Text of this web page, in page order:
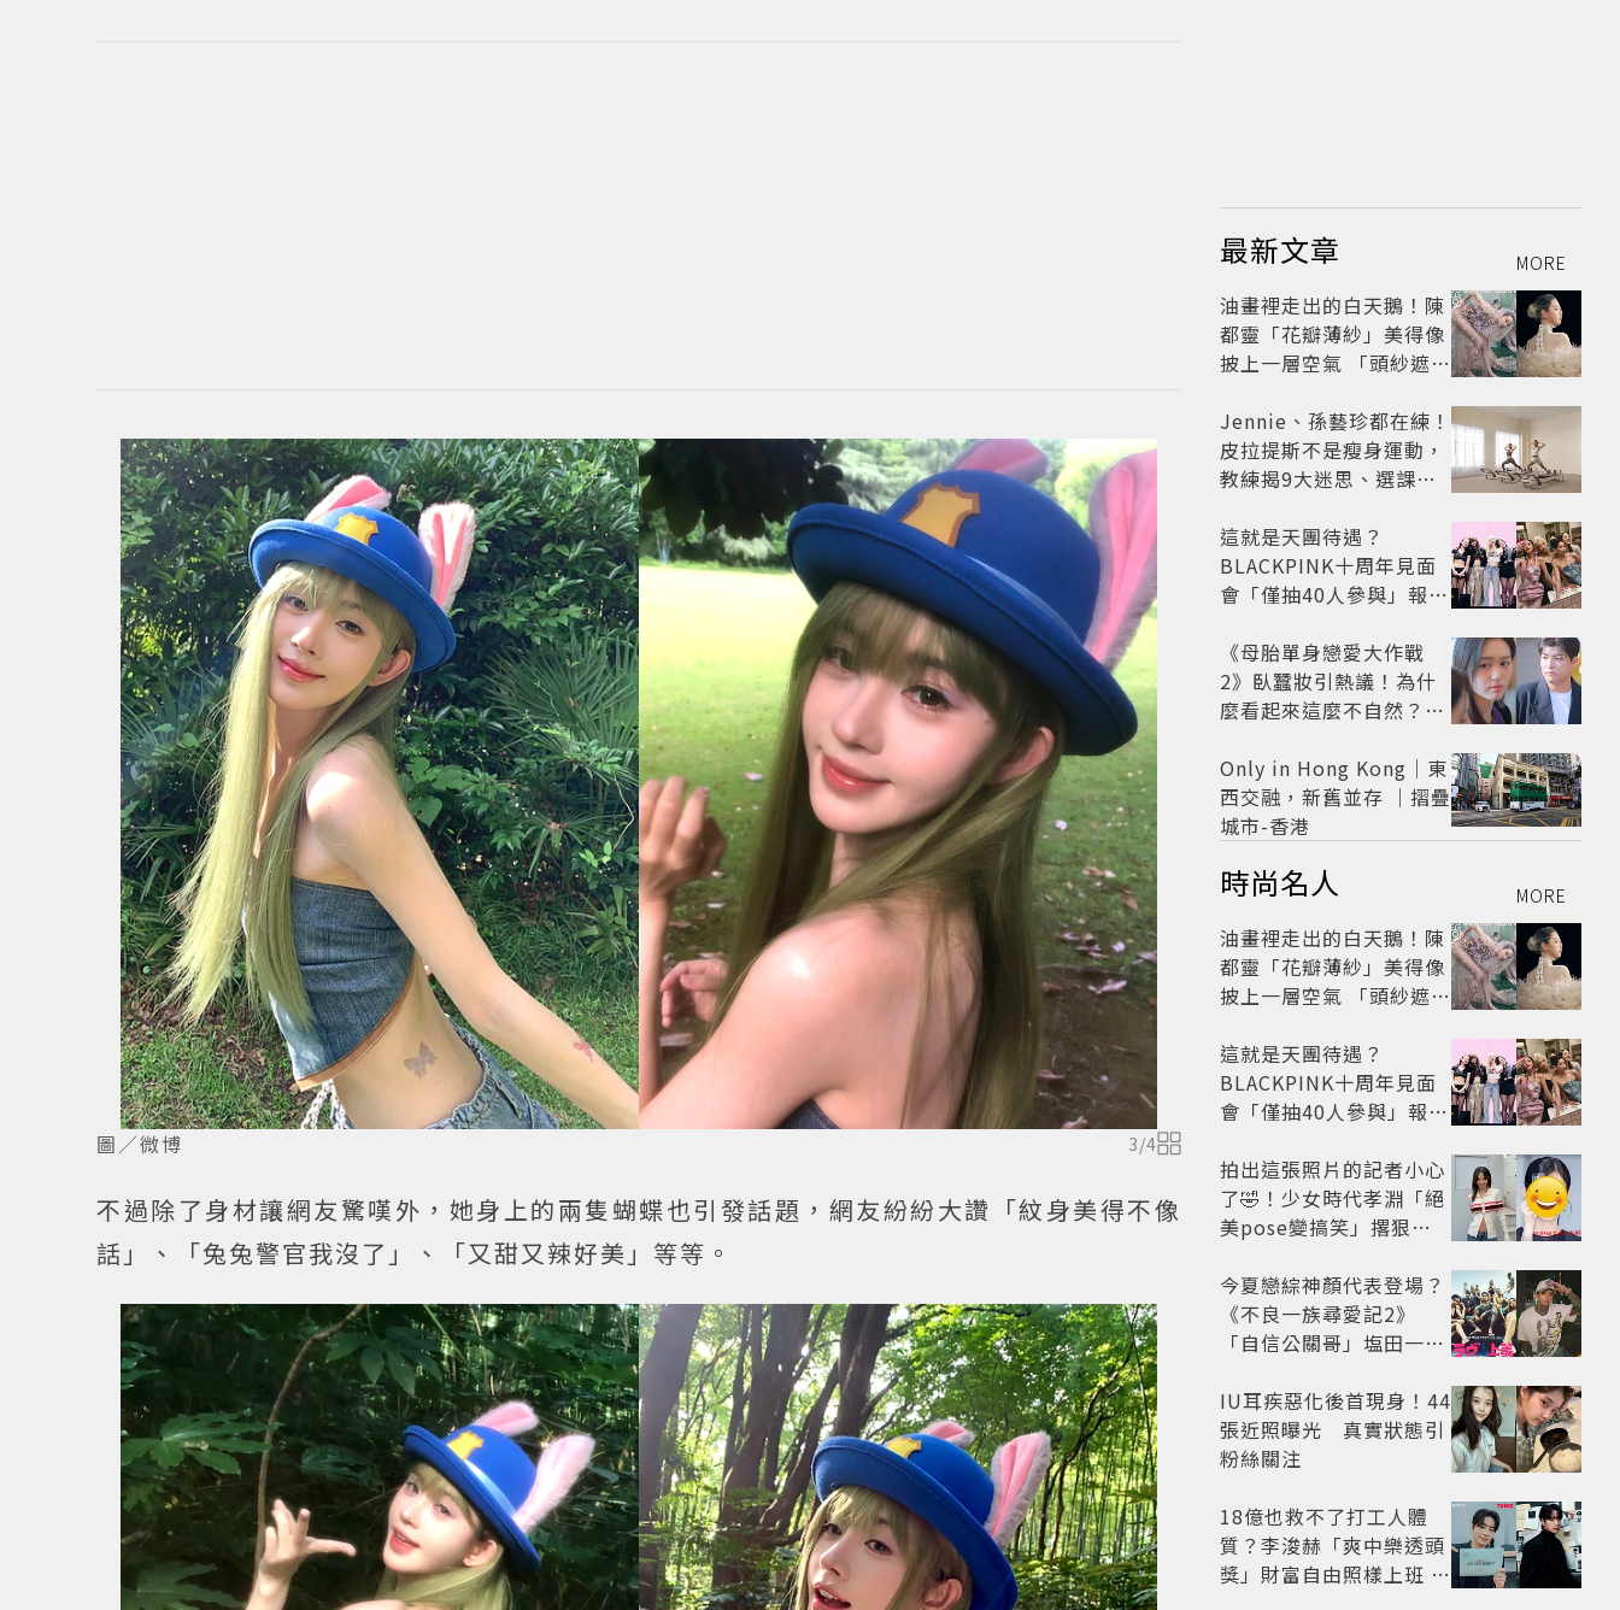
圖／微博 3/4
不過除了身材讓網友驚嘆外，她身上的兩隻蝴蝶也引發話題，網友紛紛大讚「紋身美得不像
話」、「兔兔警官我沒了」、「又甜又辣好美」等等。
最新文章 MORE
油畫裡走出的白天鵝！陳
都靈「花瓣薄紗」美得像
披上一層空氣 「頭紗遮
太仙
Jennie、孫藝珍都在練！
皮拉提斯不是瘦身運動，
教練揭9大迷思、選課真
這就是天團待遇？
BLACKPINK十周年見面
會「僅抽40人參與」報名
怒了😡
《母胎單身戀愛大作戰
2》臥蠶妝引熱議！為什
麼看起來這麼不自然？彩
Only in Hong Kong｜東
西交融，新舊並存 ｜摺疊
城市-香港
時尚名人 MORE
油畫裡走出的白天鵝！陳
都靈「花瓣薄紗」美得像
披上一層空氣 「頭紗遮
太仙
這就是天團待遇？
BLACKPINK十周年見面
會「僅抽40人參與」報名
怒了😡
拍出這張照片的記者小心
了🤣！少女時代孝淵「絕
美pose變搞笑」撂狠
今夏戀綜神顏代表登場？
《不良一族尋愛記2》
「自信公關哥」塩田一馬
老闆
IU耳疾惡化後首現身！44
張近照曝光 真實狀態引
粉絲關注
18億也救不了打工人體
質？李浚赫「爽中樂透頭
獎」財富自由照樣上班 西